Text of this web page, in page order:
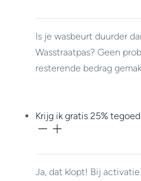
Is je wasbeurt duurder
Wasstraatpas? Geen
resterende bedrag
Krijg ik gratis 25%
Ja, dat klopt! Bij